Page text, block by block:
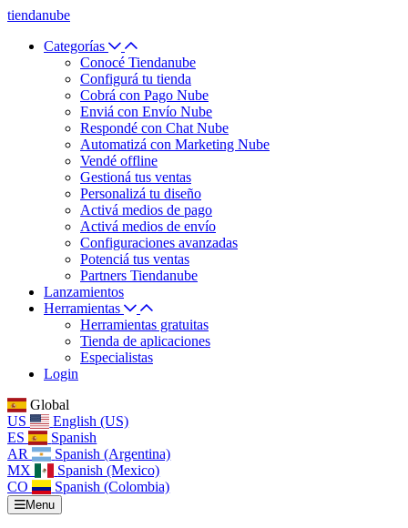
tiendanube
Categorías
Conocé Tiendanube
Configurá tu tienda
Cobrá con Pago Nube
Enviá con Envío Nube
Respondé con Chat Nube
Automatizá con Marketing Nube
Vendé offline
Gestioná tus ventas
Personalizá tu diseño
Activá medios de pago
Activá medios de envío
Configuraciones avanzadas
Potenciá tus ventas
Partners Tiendanube
Lanzamientos
Herramientas
Herramientas gratuitas
Tienda de aplicaciones
Especialistas
Login
Global
US
English (US)
ES
Spanish
AR
Spanish (Argentina)
MX
Spanish (Mexico)
CO
Spanish (Colombia)
Menu